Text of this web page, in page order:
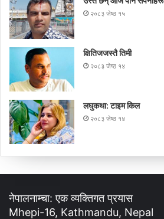
२०८३ जेष्ठ १५
क्षितिजजस्तै तिमी
२०८३ जेष्ठ १४
लघुकथा: टाइम किल
२०८३ जेष्ठ १४
नेपालनाम्चा: एक व्यक्तिगत प्रयास
Mhepi-16, Kathmandu, Nepal